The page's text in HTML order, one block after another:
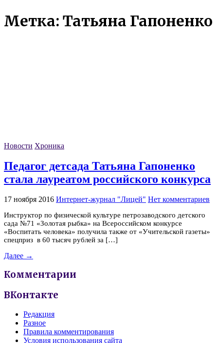
Метка: Татьяна Гапоненко
Новости Хроника
Педагог детсада Татьяна Гапоненко
стала лауреатом российского конкурса
17 ноября 2016 Интернет-журнал "Лицей" Нет комментариев
Инструктор по физической культуре петрозаводского детского
сада №71 «Золотая рыбка» на Всероссийском конкурсе
«Воспитать человека» получила также от «Учительской газеты»
спецприз в 60 тысяч рублей за […]
Далее →
Комментарии
ВКонтакте
Редакция
Разное
Правила комментирования
Условия использования сайта